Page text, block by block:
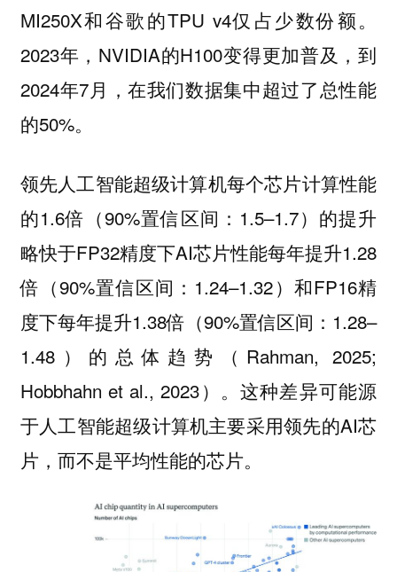
MI250X和谷歌的TPU v4仅占少数份额。
2023年，NVIDIA的H100变得更加普及，到
2024年7月，在我们数据集中超过了总性能
的50%。
领先人工智能超级计算机每个芯片计算性能
的1.6倍（90%置信区间：1.5–1.7）的提升
略快于FP32精度下AI芯片性能每年提升1.28
倍（90%置信区间：1.24–1.32）和FP16精
度下每年提升1.38倍（90%置信区间：1.28–
1.48）的总体趋势（Rahman, 2025;
Hobbhahn et al., 2023）。这种差异可能源
于人工智能超级计算机主要采用领先的AI芯
片，而不是平均性能的芯片。